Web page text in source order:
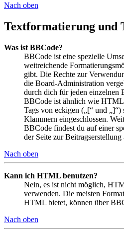
Nach oben
Textformatierung und
Was ist BBCode?
BBCode ist eine spezielle
weitreichende
gibt. Die Rechte zur
die Board-Administration
durch dich für jeden einzelnen
BBCode ist ähnlich wie HTML
Tags von eckigen („[“ und „]“)
Klammern eingeschlossen.
BBCode findest du auf einer
der Seite zur
Nach oben
Kann ich HTML benutzen?
Nein, es ist nicht möglich,
verwenden. Die meisten
HTML bietet, können über
Nach oben